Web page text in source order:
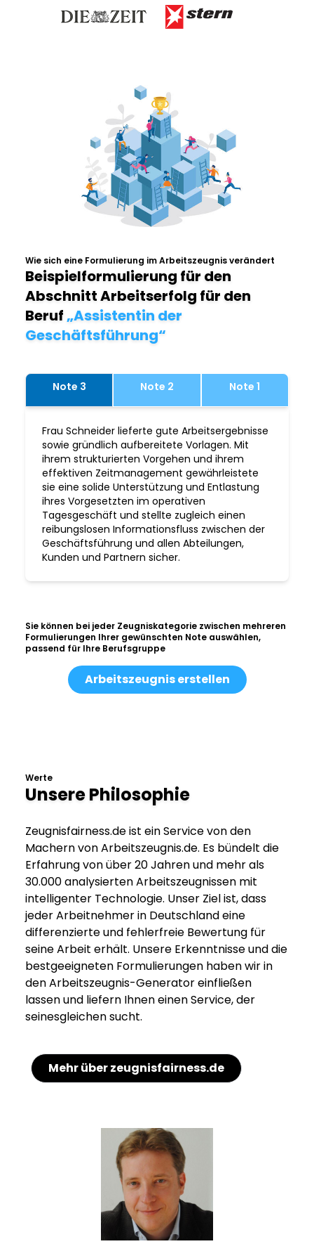
Wie sich eine Formulierung im Arbeitszeugnis verändert
Beispielformulierung für den
Abschnitt Arbeitserfolg für den
Beruf„Assistentin der
Geschäftsführung“
Note 3 Note 2 Note 1
Frau Schneider lieferte gute Arbeitsergebnisse
sowie gründlich aufbereitete Vorlagen. Mit
ihrem strukturierten Vorgehen und ihrem
effektiven Zeitmanagement gewährleistete
sie eine solide Unterstützung und Entlastung
ihres Vorgesetzten im operativen
Tagesgeschäft und stellte zugleich einen
reibungslosen Informationsfluss zwischen der
Geschäftsführung und allen Abteilungen,
Kunden und Partnern sicher.
Sie können bei jeder Zeugniskategorie zwischen mehreren
Formulierungen Ihrer gewünschten Note auswählen,
passend für Ihre Berufsgruppe
Arbeitszeugnis erstellen
Werte
Unsere Philosophie
Zeugnisfairness.de ist ein Service von den
Machern von Arbeitszeugnis.de. Es bündelt die
Erfahrung von über 20 Jahren und mehr als
30.000 analysierten Arbeitszeugnissen mit
intelligenter Technologie. Unser Ziel ist, dass
jeder Arbeitnehmer in Deutschland eine
differenzierte und fehlerfreie Bewertung für
seine Arbeit erhält. Unsere Erkenntnisse und die
bestgeeigneten Formulierungen haben wir in
den Arbeitszeugnis-Generator einfließen
lassen und liefern Ihnen einen Service, der
seinesgleichen sucht.
Mehr über zeugnisfairness.de